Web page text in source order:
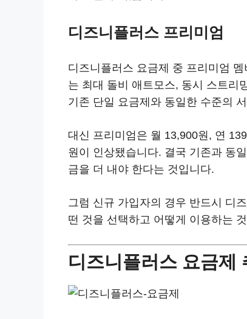
디즈니플러스 프리미엄
디즈니플러스 요금제 중 프리미엄
는 최대 돌비 애트모스, 동시 스트리
기존 단일 요금제와 동일한 수준의
대신 프리미엄은 월 13,900원, 연
원이 인상됐습니다. 결국 기존과 동
금을 더 내야 한다는 것입니다.
그럼 신규 가입자의 경우 반드시 디
떤 것을 선택하고 어떻게 이용하는
디즈니플러스 요금제